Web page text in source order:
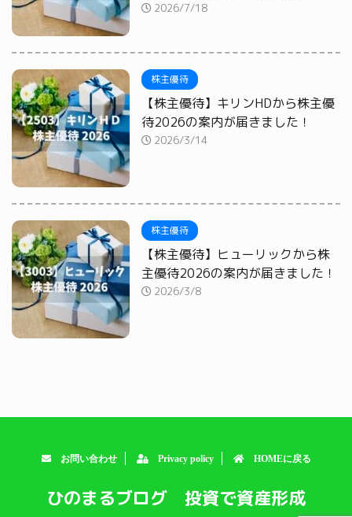
2026/7/18
株主優待
【株主優待】キリンHDから株主優
待2026の案内が届きました！
2026/3/14
株主優待
【株主優待】ヒューリックから株
主優待2026の案内が届きました！
2026/3/8
お問い合わせ Privacy policy HOMEに戻る
ひのまるブログ 投資で資産形成